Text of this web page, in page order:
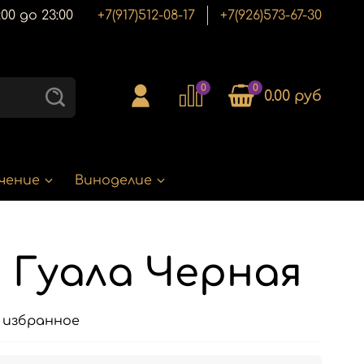
до 23:00 +7(917)512-08-17 +7(926)573-67-30
0 0 0.00 руб
Виноделие
Черная
избранное